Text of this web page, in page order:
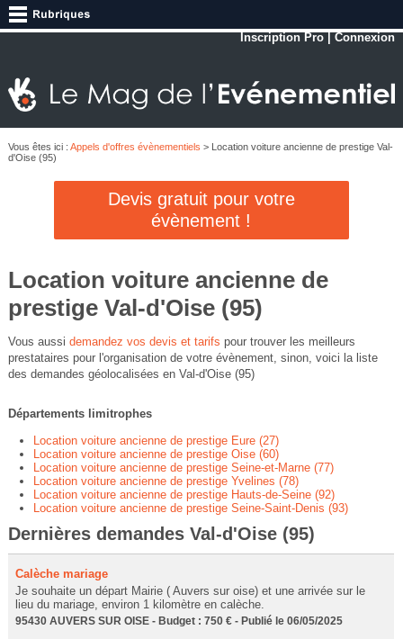
Inscription Pro |Connexion
Vous êtes ici : Appels d'offres évènementiels > Location voiture ancienne de prestige Val-
d'Oise (95)
Devis gratuit pour votre
évènement !
Location voiture ancienne de
prestige Val-d'Oise (95)
Vous aussi demandez vos devis et tarifs pour trouver les meilleurs
prestataires pour l'organisation de votre évènement, sinon, voici la liste
des demandes géolocalisées en Val-d'Oise (95)
Départements limitrophes
Location voiture ancienne de prestige Eure (27)
Location voiture ancienne de prestige Oise (60)
Location voiture ancienne de prestige Seine-et-Marne (77)
Location voiture ancienne de prestige Yvelines (78)
Location voiture ancienne de prestige Hauts-de-Seine (92)
Location voiture ancienne de prestige Seine-Saint-Denis (93)
Dernières demandes Val-d'Oise (95)
Calèche mariage
Je souhaite un départ Mairie ( Auvers sur oise) et une arrivée sur le
lieu du mariage, environ 1 kilomètre en calèche.
95430 AUVERS SUR OISE - Budget : 750 € - Publié le 06/05/2025